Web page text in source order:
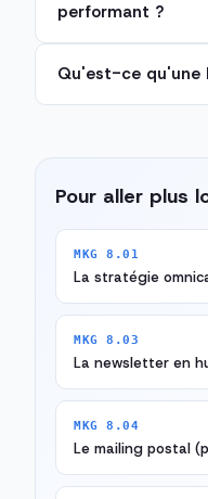
performant ?
Qu'est-ce qu'une
Pour aller plus
MKG 8.01
La stratégie
MKG 8.03
La newsletter en
MKG 8.04
Le mailing postal